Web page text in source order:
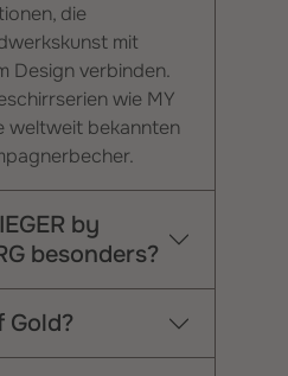
die
mit
Design verbinden.
wie MY
weltweit bekannten
by
besonders?
Gold?